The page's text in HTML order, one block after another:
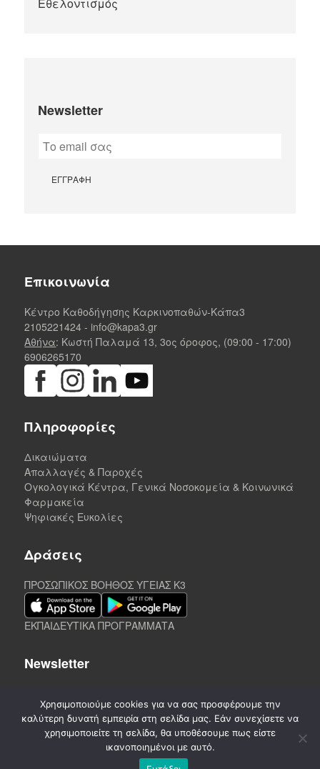
Newsletter
Επικοινωνία
Κέντρο Καθοδήγησης Καρκινοπαθών-Κάπα3
2105221424 - info@kapa3.gr
Αθήνα: Κωστή Παλαμά 13, 3ος όροφος, (09:00 - 17:00)
6906265170
Πληροφορίες
Δικαιώματα
Απαλλαγές & Παροχές
Ογκολογικά Κέντρα, Γενικά Νοσοκομεία & Κοινωνικά
Φαρμακεία
Ψηφιακές Ευκολίες
Δράσεις
ΠΡΟΣΩΠΙΚΟΣ ΒΟΗΘΟΣ ΥΓΕΙΑΣ K3
ΕΚΠΑΙΔΕΥΤΙΚΑ ΠΡΟΓΡΑΜΜΑΤΑ
Newsletter
Χρησιμοποιούμε cookies για να σας προσφέρουμε την
καλύτερη δυνατή εμπειρία στη σελίδα μας. Εάν συνεχίσετε να
χρησιμοποιείτε τη σελίδα, θα υποθέσουμε πως είστε
ικανοποιημένοι με αυτό.